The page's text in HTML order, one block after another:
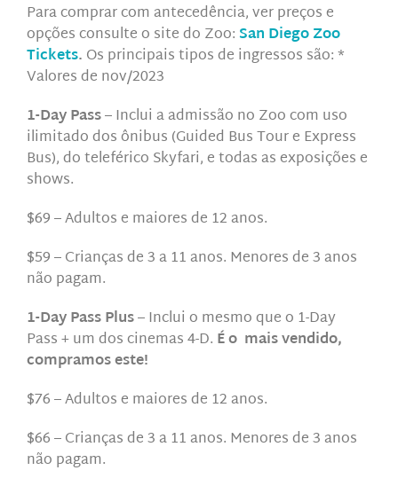
Para comprar com antecedência, ver preços e
opções consulte o site do Zoo:San Diego Zoo
Tickets. Os principais tipos de ingressos são:*
Valores de nov/2023
1-Day Pass– Inclui a admissão no Zoo com uso
ilimitado dos ônibus (Guided Bus Tour e Express
Bus), do teleférico Skyfari, e todas as exposições e
shows.
$69 – Adultos e maiores de 12 anos.
$59 – Crianças de 3 a 11 anos. Menores de 3 anos
não pagam.
1-Day Pass Plus– Inclui o mesmo que o 1-Day
Pass+ um dos cinemas 4-D. É o mais vendido,
compramos este!
$76 – Adultos e maiores de 12 anos.
$66 – Crianças de 3 a 11 anos. Menores de 3 anos
não pagam.